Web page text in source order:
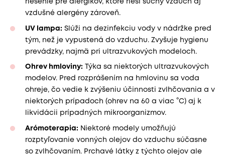
riešenie pre alergikov, ktoré rieši suchý vzduch aj
vzdušné alergény zároveň.
UV lampa: Slúži na dezinfekciu vody v nádržke pred
tým, než je vypustená do vzduchu. Zvyšuje hygienu
prevádzky, najmä pri ultrazvukových modeloch.
Ohrev hmloviny: Týka sa niektorých ultrazvukových
modelov. Pred rozprášením na hmlovinu sa voda
ohreje, čo vedie k zvýšeniu účinnosti zvlhčovania a v
niektorých prípadoch (ohrev na 60 a viac °C) aj k
likvidácii prípadných mikroorganizmov.
Arómoterapia: Niektoré modely umožňujú
rozptyľovanie vonných olejov do vzduchu súčasne
so zvlhčovaním. Prchavé látky z týchto olejov ale